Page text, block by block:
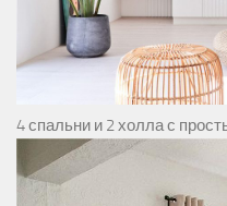
4 спальни и 2 холла с